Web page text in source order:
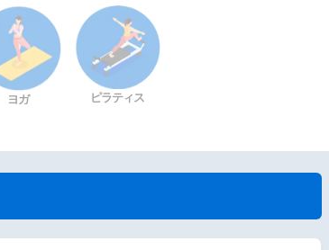
ヨガ ピラティス